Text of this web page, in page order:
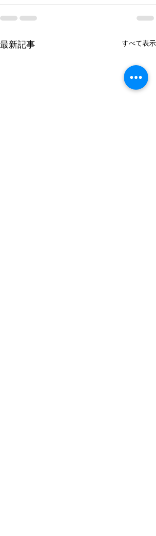
最新記事 すべて表示